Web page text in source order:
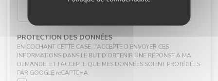
PROTECTION DES DONNÉES
EN COCHANT CETTE CASE, J’ACCEPTE D’ENVOYER CES
INFORMATIONS DANS LE BUT D’OBTENIR UNE RÉPONSE À MA
DEMANDE. ET J’ACCEPTE QUE MES DONNÉES SOIENT PROTÉGÉES
PAR GOOGLE reCAPTCHA.